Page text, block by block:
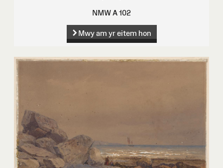
NMW A 102
Mwy am yr eitem hon